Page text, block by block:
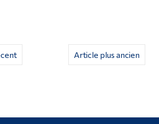
Article plus ancien